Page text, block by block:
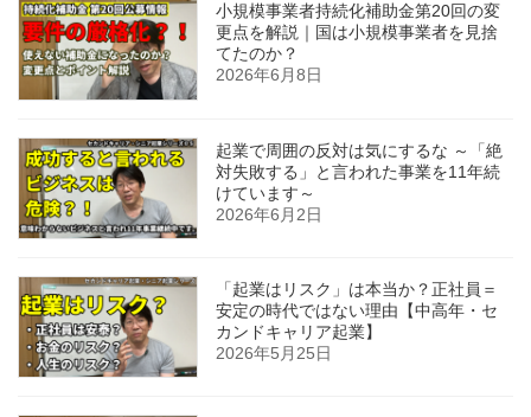
小規模事業者持続化補助金第20回の変
更点を解説｜国は小規模事業者を見捨
てたのか？
2026年6月8日
起業で周囲の反対は気にするな ～「絶
対失敗する」と言われた事業を11年続
けています～
2026年6月2日
「起業はリスク」は本当か？正社員＝
安定の時代ではない理由【中高年・セ
カンドキャリア起業】
2026年5月25日